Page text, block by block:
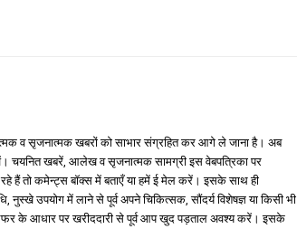
व सृजनात्मक खबरों को साभार संग्रहित कर आगे ले जाना है। अब
चयनित खबरें, आलेख व सृजनात्मक सामग्री इस वेबपत्रिका पर
हैं तो कमेन्ट्स बॉक्स में बताएँ या हमें ई मेल करें। इसके साथ ही
उपयोग में लाने से पूर्व अपने चिकित्सक, सौंदर्य विशेषज्ञ या किसी भी
के आधार पर खरीददारी से पूर्व आप खुद पड़ताल अवश्य करें। इसके